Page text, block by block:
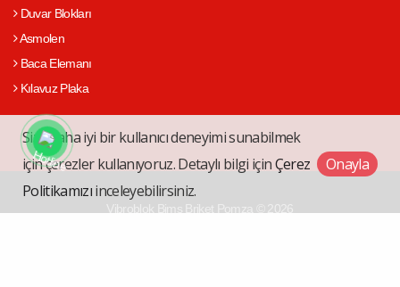
Duvar Blokları
Asmolen
Baca Elemanı
Kılavuz Plaka
Size daha iyi bir kullanıcı deneyimi sunabilmek
için çerezler kullanıyoruz. Detaylı bilgi içinÇerez
Politikamızıinceleyebilirsiniz.
Onayla